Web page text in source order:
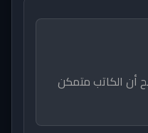
أن الكاتب متمكن